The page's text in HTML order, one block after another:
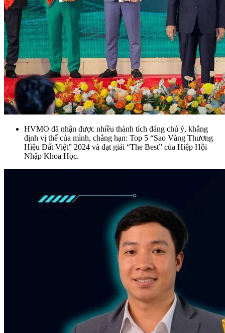
HVMO đã nhận được nhiều thành tích đáng chú ý, khẳng
định vị thế của mình, chẳng hạn: Top 5 “Sao Vàng Thương
Hiệu Đất Việt” 2024 và đạt giải “The Best” của Hiệp Hội
Nhập Khoa Học.